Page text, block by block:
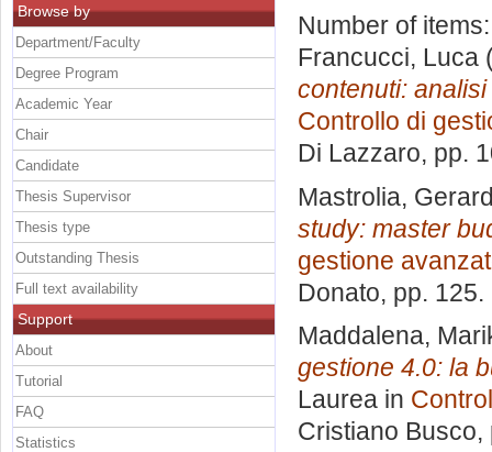
Number of
Francucci, Luca
contenuti:
Controllo di
Di Lazzaro, pp.
Mastrolia,
study: master
gestione
Donato, pp.
Maddalena,
gestione 4.0: la
Laurea in
Cristiano Busco,
Browse by
Department/Faculty
Degree Program
Academic Year
Chair
Candidate
Thesis Supervisor
Thesis type
Outstanding Thesis
Full text availability
Support
About
Tutorial
FAQ
Statistics